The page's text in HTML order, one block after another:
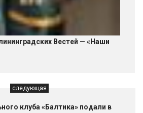
Вестей — «Наши
следующая
клуба «Балтика» подали в